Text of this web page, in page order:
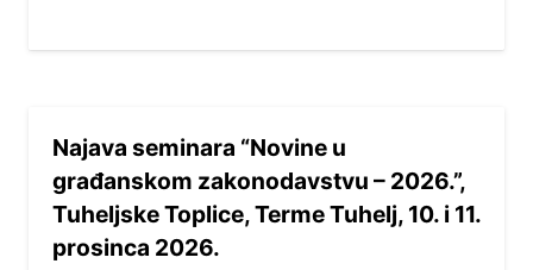
Najava seminara “Novine u
građanskom zakonodavstvu – 2026.”,
Tuheljske Toplice, Terme Tuhelj, 10. i 11.
prosinca 2026.